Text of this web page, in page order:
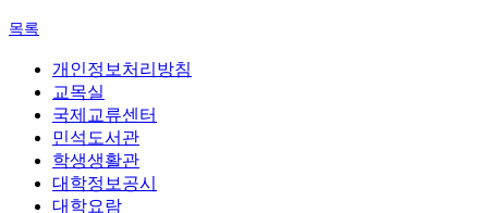
목록
개인정보처리방침
교목실
국제교류센터
민석도서관
학생생활관
대학정보공시
대학요람